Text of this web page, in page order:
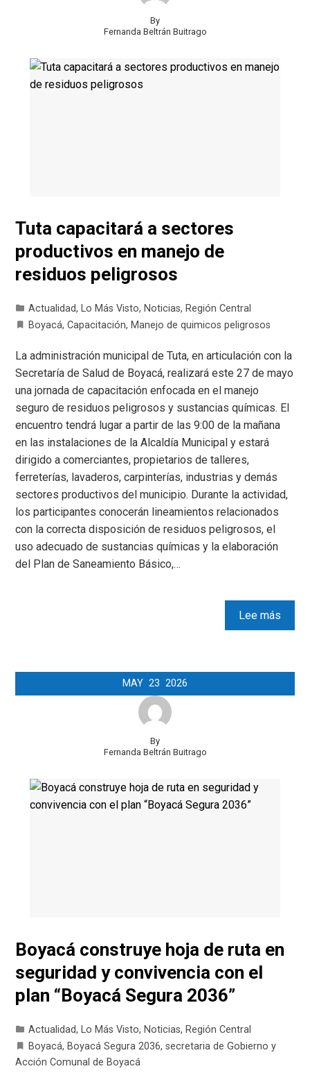
By
Fernanda Beltrán Buitrago
Tuta capacitará a sectores
productivos en manejo de
residuos peligrosos
Actualidad, Lo Más Visto, Noticias, Región Central
Boyacá,Capacitación, Manejo de quimicos peligrosos
La administración municipal de Tuta, en articulación con la
Secretaría de Salud de Boyacá, realizará este 27 de mayo
una jornada de capacitación enfocada en el manejo
seguro de residuos peligrosos y sustancias químicas. El
encuentro tendrá lugar a partir de las 9:00 de la mañana
en las instalaciones de la Alcaldía Municipal y estará
dirigido a comerciantes, propietarios de talleres,
ferreterías, lavaderos, carpinterías, industrias y demás
sectores productivos del municipio. Durante la actividad,
los participantes conocerán lineamientos relacionados
con la correcta disposición de residuos peligrosos, el
uso adecuado de sustancias químicas y la elaboración
del Plan de Saneamiento Básico,…
Lee más
MAY 23 2026
By
Fernanda Beltrán Buitrago
Boyacá construye hoja de ruta en
seguridad y convivencia con el
plan “Boyacá Segura 2036”
Actualidad, Lo Más Visto, Noticias, Región Central
Boyacá, Boyacá Segura 2036,secretaria de Gobierno y
Acción Comunal de Boyacá